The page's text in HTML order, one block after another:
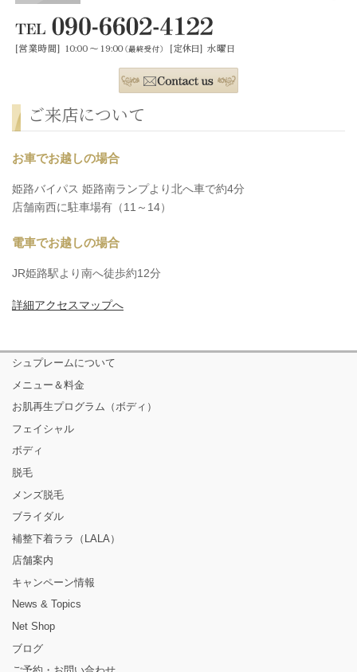
ご来店について
お車でお越しの場合
姫路バイパス 姫路南ランプより北へ車で約4分
店舗南西に駐車場有（11～14）
電車でお越しの場合
JR姫路駅より南へ徒歩約12分
詳細アクセスマップへ
シュプレームについて
メニュー＆料金
お肌再生プログラム（ボディ）
フェイシャル
ボディ
脱毛
メンズ脱毛
ブライダル
補整下着ララ（LALA）
店舗案内
キャンペーン情報
News & Topics
Net Shop
ブログ